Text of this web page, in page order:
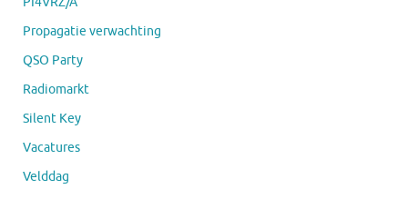
Propagatie verwachting
QSO Party
Radiomarkt
Silent Key
Vacatures
Velddag